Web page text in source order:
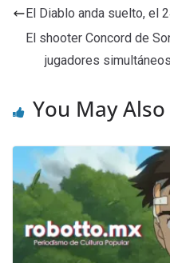
El Diablo anda suelto, el
El shooter Concord de
jugadores
You May